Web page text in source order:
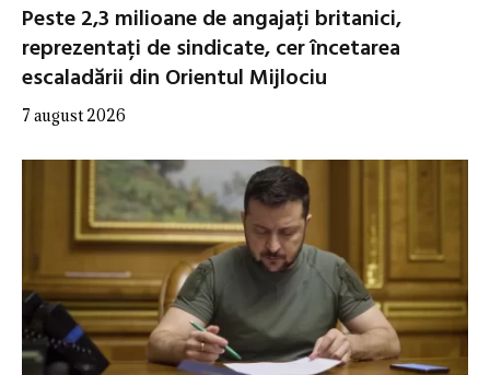
Peste 2,3 milioane de angajați britanici,
reprezentați de sindicate, cer încetarea
escaladării din Orientul Mijlociu
7 august 2026